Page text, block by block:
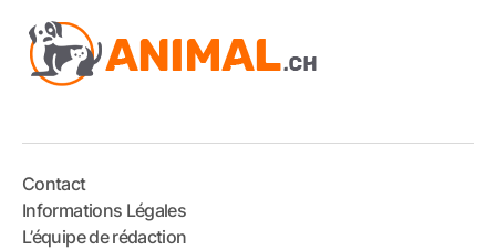
Contact
Informations Légales
L’équipe de rédaction